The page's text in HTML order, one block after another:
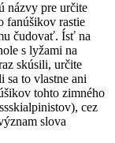
názvy pre určite
fanúšikov rastie
čudovať. Ísť na
s lyžami na
skúsili, určite
sa to vlastne ani
tohto zimného
cez
slova